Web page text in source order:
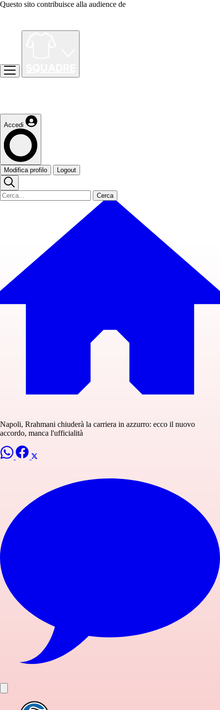
Questo sito contribuisce alla audience de
Accedi
Modifica profilo Logout
Cerca
Napoli, Rrahmani chiuderà la carriera in azzurro: ecco il nuovo
accordo, manca l'ufficialità